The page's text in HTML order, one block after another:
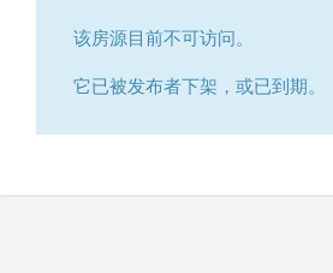
该房源目前不可访问。
它已被发布者下架，或已到期。